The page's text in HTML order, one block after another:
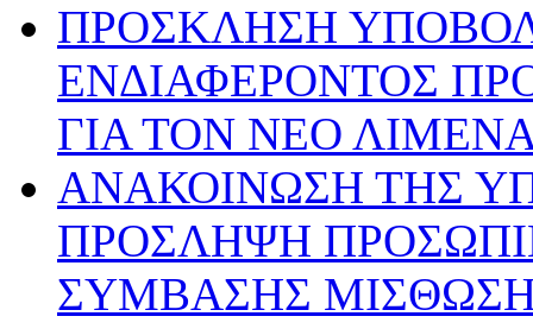
ΠΡΟΣΚΛΗΣΗ
ΕΝΔΙΑΦΕΡΟΝΤΟΣ
ΓΙΑ ΤΟΝ ΝΕΟ
ΑΝΑΚΟΙΝΩΣΗ ΤΗΣ
ΠΡΟΣΛΗΨΗ
ΣΥΜΒΑΣΗΣ